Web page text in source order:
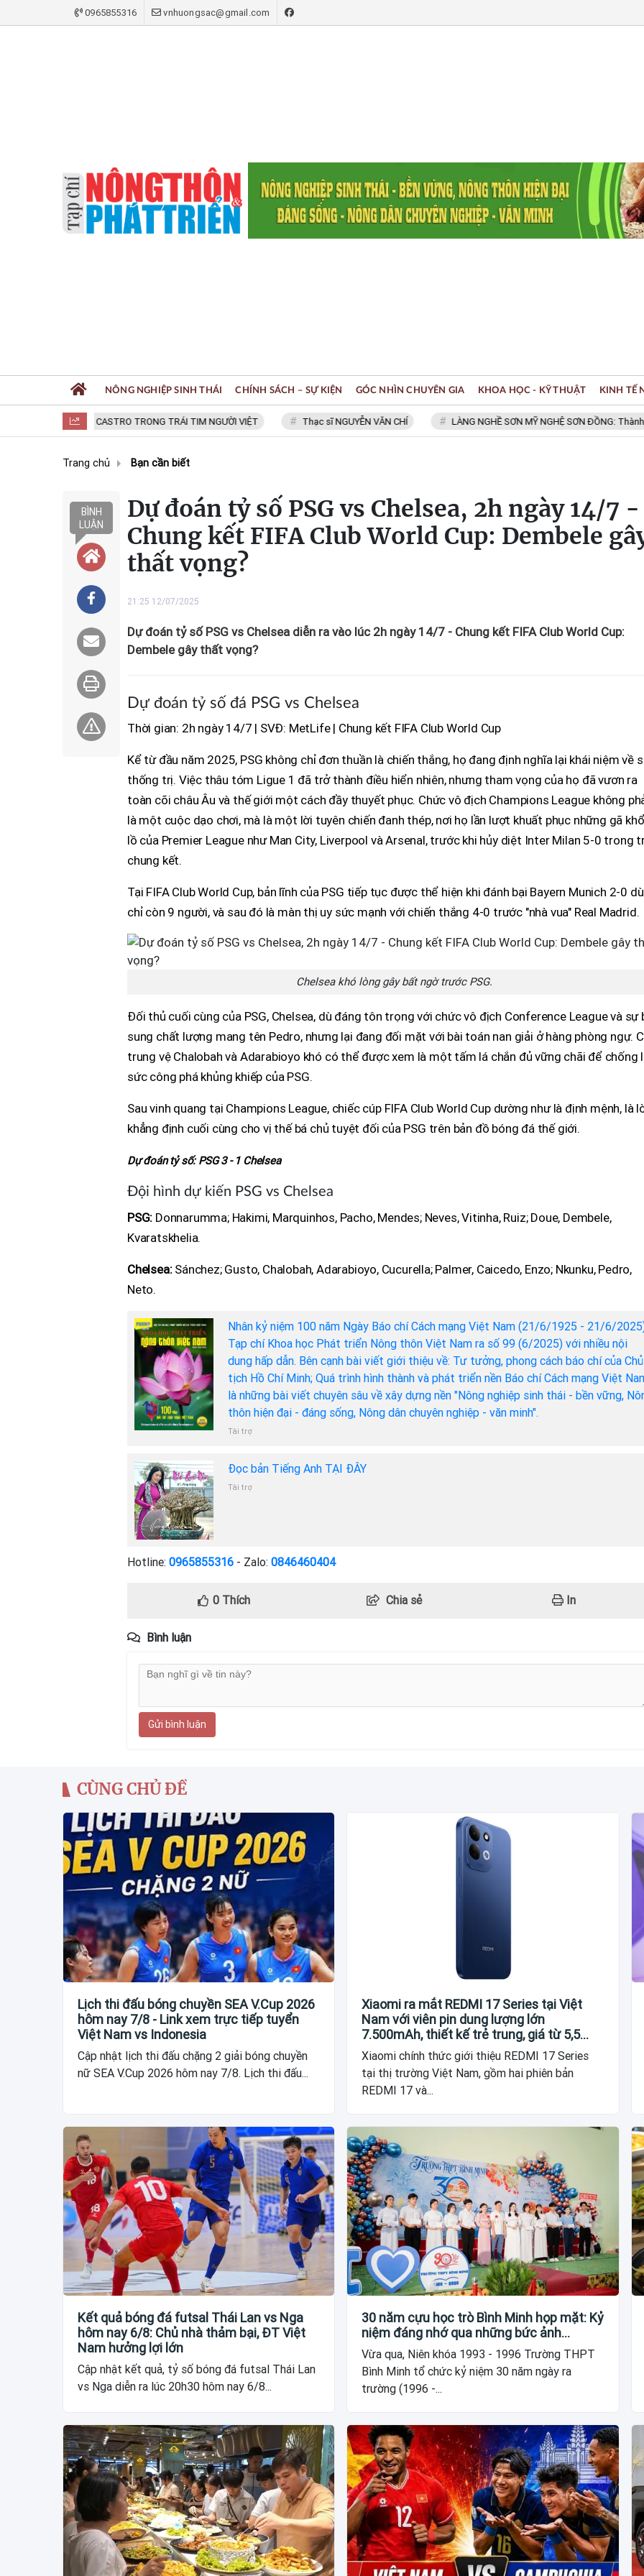
0965855316 vnhuongsac@gmail.com
FIDEL CASTRO TRONG TRÁI TIM NGƯỜI VIỆT Thạc sĩ NGUYỄN VĂN CHÍ LÀNG NGHỀ SƠN MỸ NGHỆ SƠN ĐỒNG: Thành
NÔNG NGHIỆP SINH THÁI CHÍNH SÁCH – SỰ KIỆN GÓC NHÌN CHUYÊN GIA KHOA HỌC - KỸ THUẬT KINH TẾ
Trang chủ Bạn cần biết
BÌNH
LUẬN
Dự đoán tỷ số PSG vs Chelsea, 2h ngày 14/7 -
Chung kết FIFA Club World Cup: Dembele
thất vọng?
21:25 12/07/2025
Dự đoán tỷ số PSG vs Chelsea diễn ra vào lúc 2h ngày 14/7 - Chung kết FIFA Club World Cup:
Dembele gây thất vọng?
Dự đoán tỷ số đá PSG vs Chelsea
Thời gian: 2h ngày 14/7 | SVĐ: MetLife | Chung kết FIFA Club World Cup
Kể từ đầu năm 2025, PSG không chỉ đơn thuần là chiến thắng, họ đang định nghĩa lại khái niệm về
thống trị. Việc thâu tóm Ligue 1 đã trở thành điều hiển nhiên, nhưng tham vọng của họ đã vươn ra
toàn cõi châu Âu và thế giới một cách đầy thuyết phục. Chức vô địch Champions League không
là một cuộc dạo chơi, mà là một lời tuyên chiến đanh thép, nơi họ lần lượt khuất phục những gã
lồ của Premier League như Man City, Liverpool và Arsenal, trước khi hủy diệt Inter Milan 5-0 trong
chung kết.
Tại FIFA Club World Cup, bản lĩnh của PSG tiếp tục được thể hiện khi đánh bại Bayern Munich 2-0 dù
chỉ còn 9 người, và sau đó là màn thị uy sức mạnh với chiến thắng 4-0 trước "nhà vua" Real Madrid.
Chelsea khó lòng gây bất ngờ trước PSG.
Đối thủ cuối cùng của PSG, Chelsea, dù đáng tôn trọng với chức vô địch Conference League và sự
sung chất lượng mang tên Pedro, nhưng lại đang đối mặt với bài toán nan giải ở hàng phòng ngự.
trung vệ Chalobah và Adarabioyo khó có thể được xem là một tấm lá chắn đủ vững chãi để chống
sức công phá khủng khiếp của PSG.
Sau vinh quang tại Champions League, chiếc cúp FIFA Club World Cup dường như là định mệnh, là
khẳng định cuối cùng cho vị thế bá chủ tuyệt đối của PSG trên bản đồ bóng đá thế giới.
Dự đoán tỷ số: PSG 3 - 1 Chelsea
Đội hình dự kiến PSG vs Chelsea
PSG: Donnarumma; Hakimi, Marquinhos, Pacho, Mendes; Neves, Vitinha, Ruiz; Doue, Dembele,
Kvaratskhelia.
Chelsea:Sánchez; Gusto, Chalobah, Adarabioyo, Cucurella; Palmer, Caicedo, Enzo; Nkunku, Pedro,
Neto.
Nhân kỷ niệm 100 năm Ngày Báo chí Cách mạng Việt Nam (21/6/1925 - 21/6/
Tạp chí Khoa học Phát triển Nông thôn Việt Nam ra số 99 (6/2025) với nhiều nội
dung hấp dẫn. Bên cạnh bài viết giới thiệu về: Tư tưởng, phong cách báo chí của Chủ
tịch Hồ Chí Minh; Quá trình hình thành và phát triển nền Báo chí Cách mạng Việt
là những bài viết chuyên sâu về xây dựng nền "Nông nghiệp sinh thái - bền vững,
thôn hiện đại - đáng sống, Nông dân chuyên nghiệp - văn minh".
Tài trợ
Đọc bản Tiếng Anh TẠI ĐÂY
Tài trợ
Hotline: 0965855316 - Zalo: 0846460404
0Thích Chia sẻ In
Bình luận
Gửi bình luận
CÙNG CHỦ ĐỀ
Lịch thi đấu bóng chuyền SEA V.Cup 2026
hôm nay 7/8 - Link xem trực tiếp tuyển
Việt Nam vs Indonesia
Cập nhật lịch thi đấu chặng 2 giải bóng chuyền
nữ SEA V.Cup 2026 hôm nay 7/8. Lịch thi đấu...
Xiaomi ra mắt REDMI 17 Series tại Việt
Nam với viên pin dung lượng lớn
7.500mAh, thiết kế trẻ trung, giá từ 5,5
triệu đồng
Xiaomi chính thức giới thiệu REDMI 17 Series
tại thị trường Việt Nam, gồm hai phiên bản
REDMI 17 và...
Kết quả bóng đá futsal Thái Lan vs Nga
hôm nay 6/8: Chủ nhà thảm bại, ĐT Việt
Nam hưởng lợi lớn
Cập nhật kết quả, tỷ số bóng đá futsal Thái Lan
vs Nga diễn ra lúc 20h30 hôm nay 6/8...
30 năm cựu học trò Bình Minh họp mặt: Kỷ
niệm đáng nhớ qua những bức ảnh…
Vừa qua, Niên khóa 1993 - 1996 Trường THPT
Bình Minh tổ chức kỷ niệm 30 năm ngày ra
trường (1996 -...